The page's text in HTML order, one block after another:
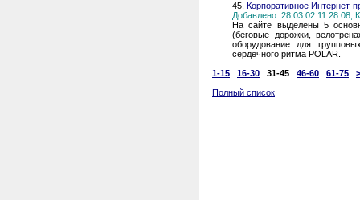
45. Корпоративное Интернет-
Добавлено: 28.03.02 11:28:08,
На сайте выделены 5
(беговые дорожки,
оборудование для
сердечного ритма POLAR.
1-15
16-30 31-45 46-60 61-75
Полный список